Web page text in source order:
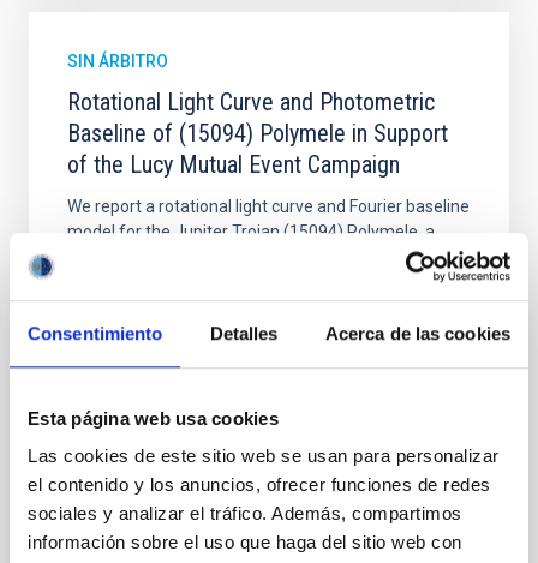
Consentimiento Detalles Acerca de las cookies
Esta página web usa cookies
Las cookies de este sitio web se usan para personalizar
el contenido y los anuncios, ofrecer funciones de redes
sociales y analizar el tráfico. Además, compartimos
información sobre el uso que haga del sitio web con
SIN ÁRBITRO
Rotational Light Curve and Photometric
Baseline of (15094) Polymele in Support
of the Lucy Mutual Event Campaign
We report a rotational light curve and Fourier baseline
model for the Jupiter Trojan (15094) Polymele, a
primary target of the NASA Lucy mission, obtained
Two-meter Twin Telescope (TTT). Phase-Dispersion
Minimization over the combined two-night dataset
BIBCODE 2026RNAAS..10..143A